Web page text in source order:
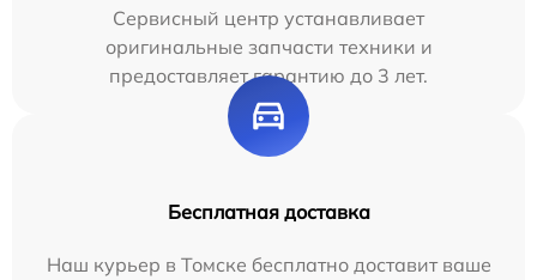
Сервисный центр устанавливает
оригинальные запчасти техники и
предоставляет гарантию до 3 лет.
Бесплатная доставка
Наш курьер в Томске бесплатно доставит ваше